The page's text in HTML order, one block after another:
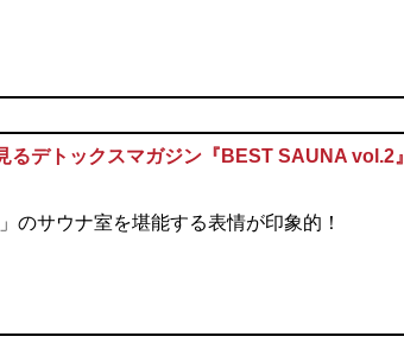
るデトックスマガジン『BEST SAUNA vol.2』
のサウナ室を堪能する表情が印象的！